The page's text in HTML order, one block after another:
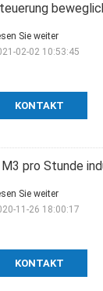
KONTAKT
Sie weiter
02-02 10:53:45
pro Stunde
KONTAKT
Sie weiter
11-26 18:00:17